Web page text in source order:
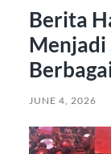
Berita
Menjadi
JUNE 4, 2026